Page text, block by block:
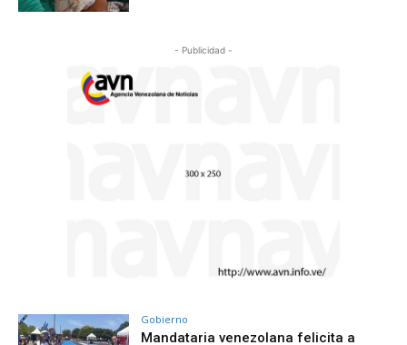
- Publicidad -
Gobierno
Mandataria venezolana felicita a